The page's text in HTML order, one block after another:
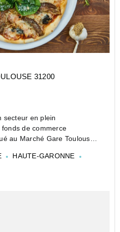
31200
secteur en plein
de commerce
au Marché Gare Toulouse,
et pôles d'activités. Le
HAUTE-GARONNE